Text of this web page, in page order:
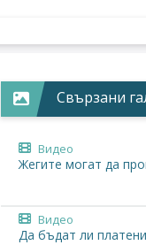
Свързани
Видео
Жегите могат да
Видео
Да бъдат ли